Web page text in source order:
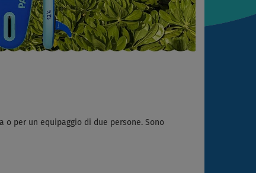
o per un equipaggio di due persone. Sono